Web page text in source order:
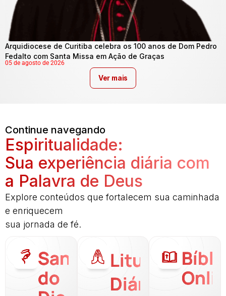
Arquidiocese de Curitiba celebra os 100 anos de Dom Pedro
Fedalto com Santa Missa em Ação de Graças
05 de agosto de 2026
Ver mais
Continue navegando
Espiritualidade:
Sua experiência diária com
a Palavra de Deus
Explore conteúdos que fortalecem sua caminhada
e enriquecem
sua jornada de fé.
Santo
do
Liturgia
Diária